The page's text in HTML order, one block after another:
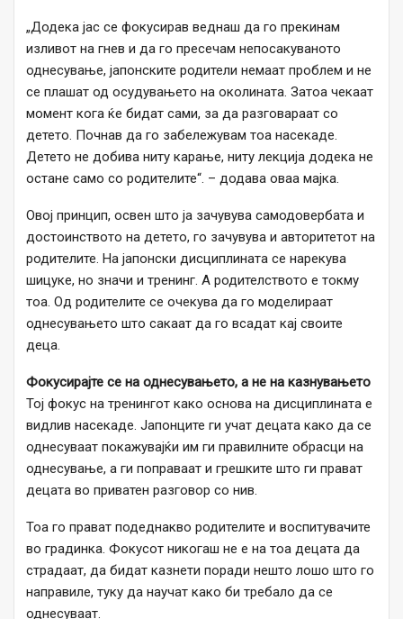
„Додека јас се фокусирав веднаш да го прекинам
изливот на гнев и да го пресечам непосакуваното
однесување, јапонските родители немаат проблем и не
се плашат од осудувањето на околината. Затоа чекаат
момент кога ќе бидат сами, за да разговараат со
детето. Почнав да го забележувам тоа насекаде.
Детето не добива ниту карање, ниту лекција додека не
остане само со родителите“. – додава оваа мајка.
Овој принцип, освен што ја зачувува самодовербата и
достоинството на детето, го зачувува и авторитетот на
родителите. На јапонски дисциплината се нарекува
шицуке, но значи и тренинг. А родителството е токму
тоа. Од родителите се очекува да го моделираат
однесувањето што сакаат да го всадат кај своите
деца.
Фокусирајте се на однесувањето, а не на казнувањето
Тој фокус на тренингот како основа на дисциплината е
видлив насекаде. Јапонците ги учат децата како да се
однесуваат покажувајќи им ги правилните обрасци на
однесување, а ги поправаат и грешките што ги прават
децата во приватен разговор со нив.
Тоа го прават подеднакво родителите и воспитувачите
во градинка. Фокусот никогаш не е на тоа децата да
страдаат, да бидат казнети поради нешто лошо што го
направиле, туку да научат како би требало да се
однесуваат.